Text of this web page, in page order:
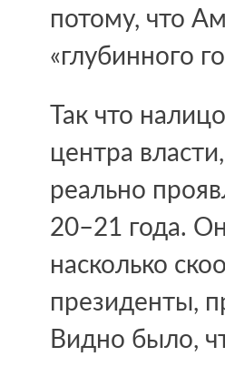
потому, что
«глубинного
Так что
центра
реально
20–21 года.
насколько
президенты,
Видно было,